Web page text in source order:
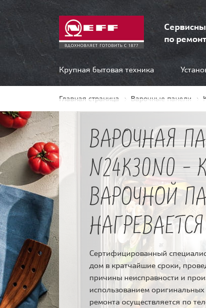
по
Крупная бытовая техника
Главная страница Варочные панели
ВАРОЧНАЯ
N24K30N0 -
ВАРОЧНОЙ
НАГРЕВАЕТСЯ
Сертифицированный
дом в кратчайшие сроки,
причины неисправности и
использованием
ремонта осуществляется по